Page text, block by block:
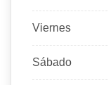
Viernes
Sábado